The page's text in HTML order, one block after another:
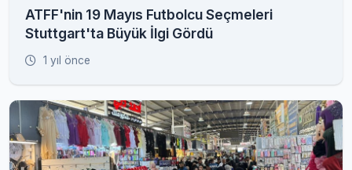
ATFF'nin 19 Mayıs Futbolcu Seçmeleri
Stuttgart'ta Büyük İlgi Gördü
1 yıl önce